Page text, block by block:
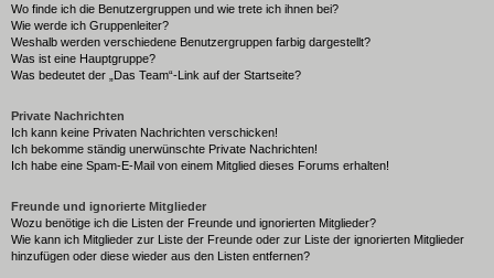
Wo finde ich die Benutzergruppen und wie trete ich ihnen bei?
Wie werde ich Gruppenleiter?
Weshalb werden verschiedene Benutzergruppen farbig dargestellt?
Was ist eine Hauptgruppe?
Was bedeutet der „Das Team“-Link auf der Startseite?
Private Nachrichten
Ich kann keine Privaten Nachrichten verschicken!
Ich bekomme ständig unerwünschte Private Nachrichten!
Ich habe eine Spam-E-Mail von einem Mitglied dieses Forums erhalten!
Freunde und ignorierte Mitglieder
Wozu benötige ich die Listen der Freunde und ignorierten Mitglieder?
Wie kann ich Mitglieder zur Liste der Freunde oder zur Liste der ignorierten Mitglieder
hinzufügen oder diese wieder aus den Listen entfernen?